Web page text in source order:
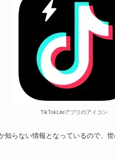
TikTokLiteアプリのアイコン
知らない情報となっているので、